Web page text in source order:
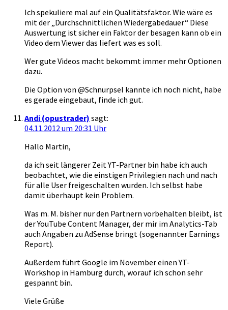
Ich spekuliere mal auf ein Qualitätsfaktor. Wie wäre es
mit der „Durchschnittlichen Wiedergabedauer“ Diese
Auswertung ist sicher ein Faktor der besagen kann ob ein
Video dem Viewer das liefert was es soll.
Wer gute Videos macht bekommt immer mehr Optionen
dazu.
Die Option von @Schnurpsel kannte ich noch nicht, habe
es gerade eingebaut, finde ich gut.
Andi (opustrader) sagt:
04.11.2012 um 20:31 Uhr
Hallo Martin,
da ich seit längerer Zeit YT-Partner bin habe ich auch
beobachtet, wie die einstigen Privilegien nach und nach
für alle User freigeschalten wurden. Ich selbst habe
damit überhaupt kein Problem.
Was m. M. bisher nur den Partnern vorbehalten bleibt, ist
der YouTube Content Manager, der mir im Analytics-Tab
auch Angaben zu AdSense bringt (sogenannter Earnings
Report).
Außerdem führt Google im November einen YT-
Workshop in Hamburg durch, worauf ich schon sehr
gespannt bin.
Viele Grüße